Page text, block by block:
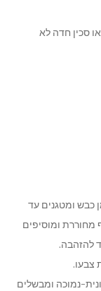
סכין חדה לא
כבש ומטגנים עד
ומוסיפים
צבעו.
נמוכה ומבשלים